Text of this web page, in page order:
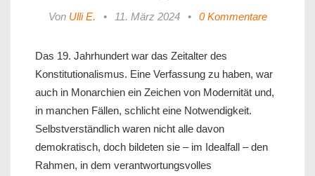
Von Ulli E. • 11. März 2024 • 0 Kommentare
Das 19. Jahrhundert war das Zeitalter des
Konstitutionalismus. Eine Verfassung zu haben, war
auch in Monarchien ein Zeichen von Modernität und,
in manchen Fällen, schlicht eine Notwendigkeit.
Selbstverständlich waren nicht alle davon
demokratisch, doch bildeten sie – im Idealfall – den
Rahmen, in dem verantwortungsvolles